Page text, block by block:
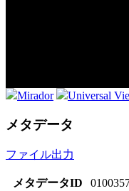
Mirador Universal
メタデータ
ファイル出力
メタデータID